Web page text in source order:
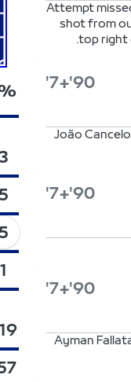
Attempt
shot from
top right
90'+7'
João
90'+7'
90'+7'
Ayman
5
5
1